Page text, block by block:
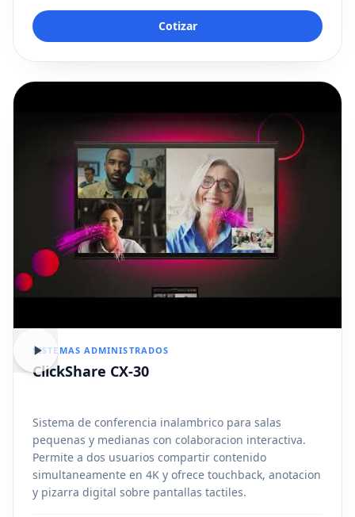
Cotizar
SISTEMAS ADMINISTRADOS
ClickShare CX-30
Sistema de conferencia inalambrico para salas
pequenas y medianas con colaboracion interactiva.
Permite a dos usuarios compartir contenido
simultaneamente en 4K y ofrece touchback, anotacion
y pizarra digital sobre pantallas tactiles.